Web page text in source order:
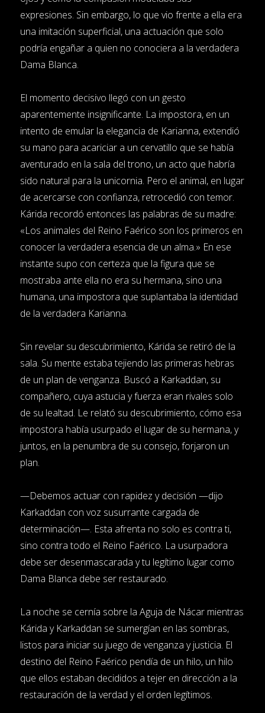
expresiones. Sin embargo, lo que vio frente a ella era
una imitación superficial, una actuación que solo
podría engañar a quien no conociera a la verdadera
Dama Blanca.
El momento decisivo llegó con un gesto
aparentemente insignificante. La impostora, en un
intento de emular la elegancia de Karianna, extendió
su mano para acariciar a un cervatillo que se había
aventurado en la sala del trono, un acto que habría
sido natural para la unicornia. Pero el animal, en lugar
de acercarse con confianza, retrocedió con temor.
Kárida recordó entonces las palabras de su madre:
«Los animales del Reino Faérico son los primeros en
conocer la verdadera esencia de un alma.» En ese
instante supo con certeza que la figura que se
mostraba ante ella no era su hermana, sino una
humana, una impostora que suplantaba la identidad
de la verdadera Karianna.
Sin revelar su descubrimiento, Kárida se retiró de la
sala. Su mente estaba tejiendo las primeras hebras
de un plan de venganza. Buscó a Karkaddan, su
compañero, cuya astucia y fuerza eran rivales solo
de su lealtad. Le relató su descubrimiento, cómo esa
impostora había usurpado el lugar de su hermana, y
juntos, en la penumbra de su consejo, forjaron un
plan.
—Debemos actuar con rapidez y decisión —dijo
Karkaddan con voz susurrante cargada de
determinación—. Esta afrenta no solo es contra ti,
sino contra todo el Reino Faérico. La usurpadora
debe ser desenmascarada y tu legítimo lugar como
Dama Blanca debe ser restaurado.
La noche se cernía sobre la Aguja de Nácar mientras
Kárida y Karkaddan se sumergían en las sombras,
listos para iniciar su juego de venganza y justicia. El
destino del Reino Faérico pendía de un hilo, un hilo
que ellos estaban decididos a tejer en dirección a la
restauración de la verdad y el orden legítimos.